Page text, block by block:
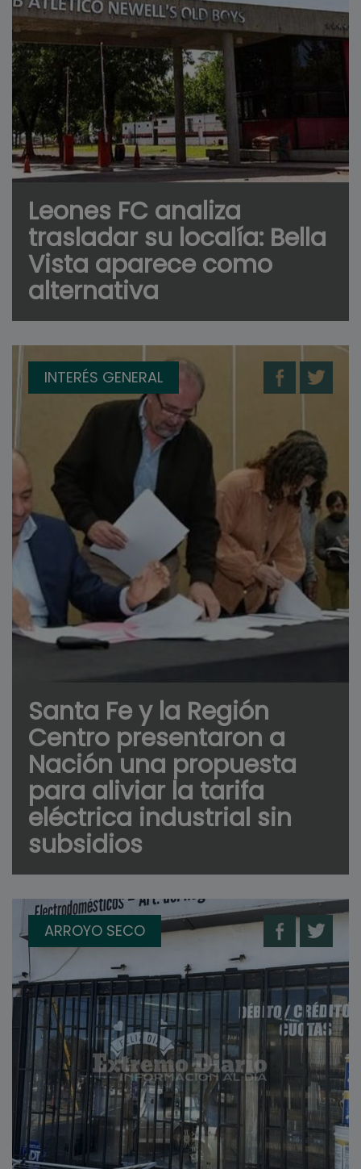
Leones FC analiza
trasladar su localía: Bella
Vista aparece como
alternativa
INTERÉS GENERAL
Santa Fe y la Región
Centro presentaron a
Nación una propuesta
para aliviar la tarifa
eléctrica industrial sin
subsidios
ARROYO SECO